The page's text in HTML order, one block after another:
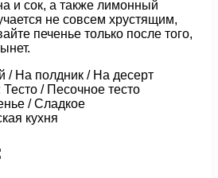
и сок, а также лимонный
не совсем хрустящим,
печенье только после того,
/ На полдник / На десерт
/ Песочное тесто
/ Сладкое
кухня